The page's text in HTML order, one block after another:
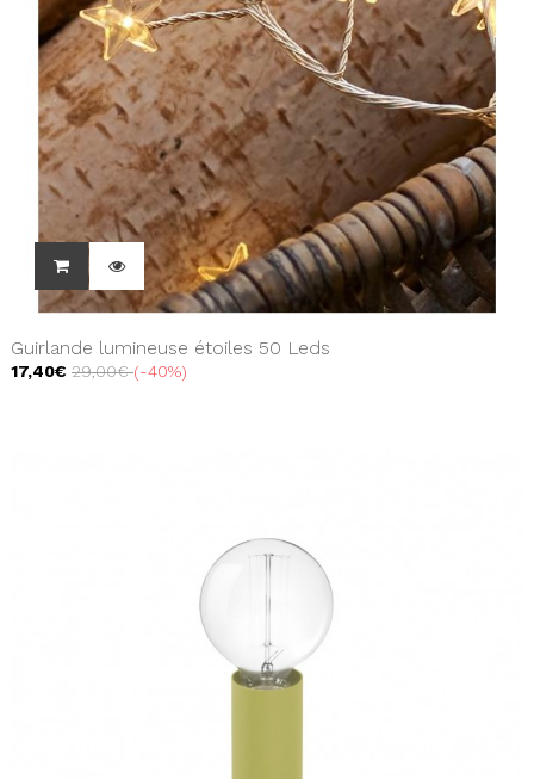
Guirlande lumineuse étoiles 50 Leds
17,40€ 29,00€ -40%